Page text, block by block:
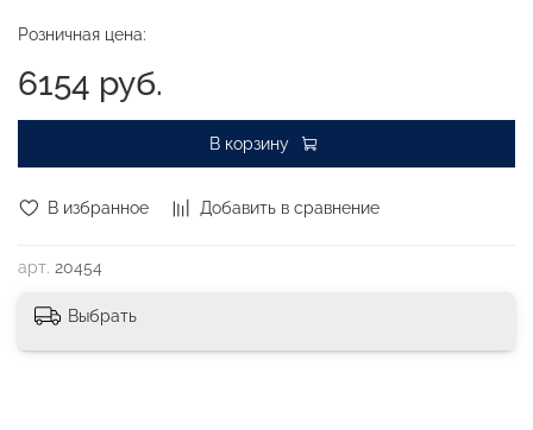
В избранное Добавить в сравнение
арт. 20454
Розничная цена:
6154 руб.
В корзину
Выбрать